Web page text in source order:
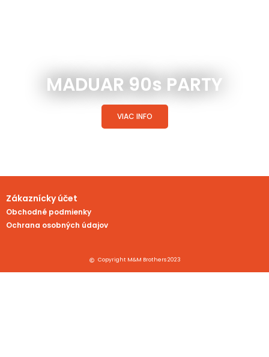
MADUAR 90s PARTY
VIAC INFO
Zákaznícky účet
Obchodné podmienky
Ochrana osobných údajov
Copyright M&M Brothers 2023